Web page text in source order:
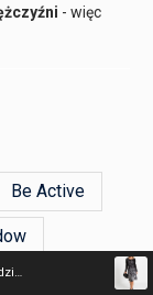
Sukienka dzianinowa
- więc
Be Active